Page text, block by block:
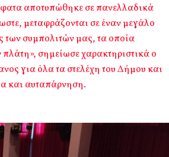
αποτυπώθηκε σε πανελλαδικά
μεταφράζονται σε έναν μεγάλο
των συμπολιτών μας, τα οποία
σημείωσε χαρακτηριστικά ο
για όλα τα στελέχη του Δήμου και
και αυταπάρνηση.